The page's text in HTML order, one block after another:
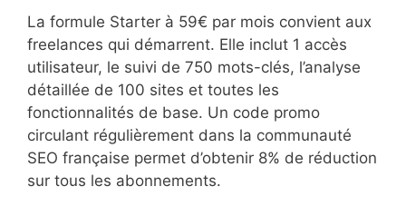
La formule Starter à 59€ par mois convient aux
freelances qui démarrent. Elle inclut 1 accès
utilisateur, le suivi de 750 mots-clés, l’analyse
détaillée de 100 sites et toutes les
fonctionnalités de base. Un code promo
circulant régulièrement dans la communauté
SEO française permet d’obtenir 8% de réduction
sur tous les abonnements.